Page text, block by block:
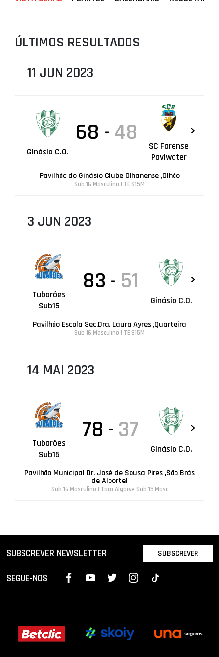
LIGA BETCLIC MASCULINA
LIGA BETCLIC FEMININA
ÚLTIMOS RESULTADOS
11 JUN 2023
Ginásio C.O.
68 - 48
SC Farense
Paviwater
Pavilhão do Ginásio Clube Olhanense ,Olhão
Sub 16 Masculino | TE S15M
3 JUN 2023
Tubarões
Sub15
83 - 51
Ginásio C.O.
Pavilhão Escola Sec.Dra. Laura Ayres ,Quarteira
Sub 16 Masculino | TE S15M
14 MAI 2023
Tubarões
Sub15
78 - 37
Ginásio C.O.
Pavilhão Municipal Dr. José de Sousa Pires ,São Brás
de Alportel
Sub 16 Masculino | Taça Algarve Sub 15 Masc
SUBSCREVER NEWSLETTER SUBSCREVER
SEGUE-NOS